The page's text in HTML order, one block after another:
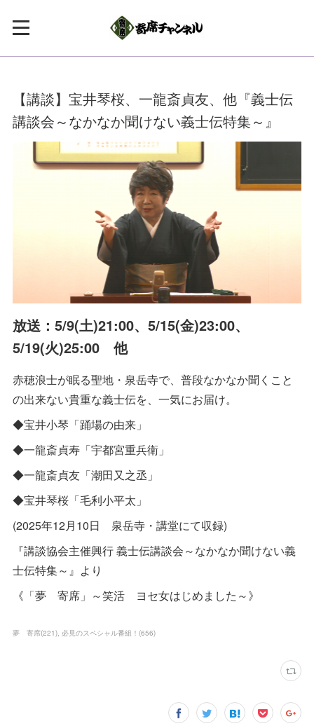
【講談】宝井琴桜、一龍斎貞友、他『義士伝
講談会～なかなか聞けない義士伝特集～』
放送：5/9(土)21:00、5/15(金)23:00、
5/19(火)25:00 他
赤穂浪士が眠る聖地・泉岳寺で、普段なかなか聞くこと
の出来ない貴重な義士伝を、一気にお届け。
◆宝井小琴「踊場の由来」
◆一龍斎貞寿「宇都宮重兵衛」
◆一龍斎貞友「潮田又之丞」
◆宝井琴桜「毛利小平太」
(2025年12月10日 泉岳寺・講堂にて収録)
『講談協会主催興行 義士伝講談会～なかなか聞けない義
士伝特集～』より
《「夢 寄席」～笑活 ヨセ女はじめました～》
夢 寄席(221) 必見のスペシャル番組！ (656)